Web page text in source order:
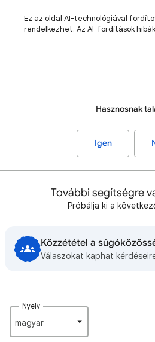
Ez az oldal AI-technológiával
rendelkezhet. Az AI-fordítások
Hasznosnak
Igen
További segítségre
Próbálja ki a
Közzététel a
Válaszokat kaphat
Nyelv
magyar‎